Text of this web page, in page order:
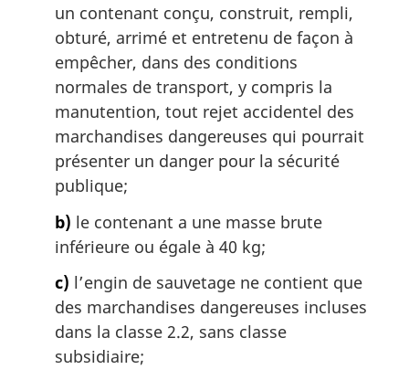
un contenant conçu, construit, rempli,
obturé, arrimé et entretenu de façon à
empêcher, dans des conditions
normales de transport, y compris la
manutention, tout rejet accidentel des
marchandises dangereuses qui pourrait
présenter un danger pour la sécurité
publique;
b) le contenant a une masse brute
inférieure ou égale à 40 kg;
c) l’engin de sauvetage ne contient que
des marchandises dangereuses incluses
dans la classe 2.2, sans classe
subsidiaire;